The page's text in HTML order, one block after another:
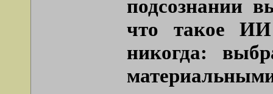
подсознании
что такое ИИ
никогда: